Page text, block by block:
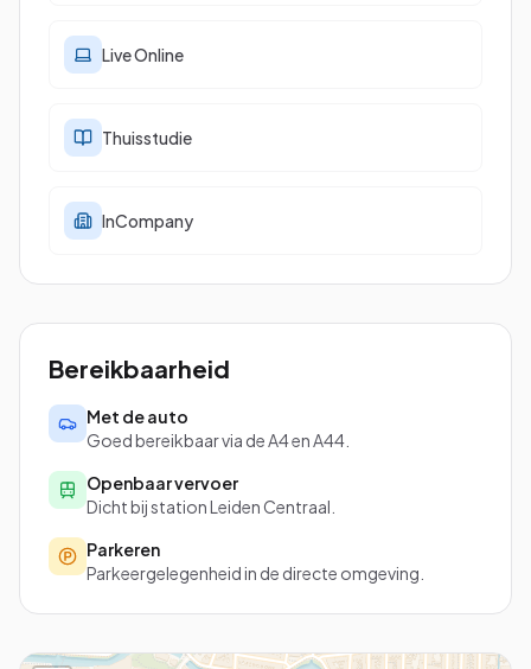
Live Online
Thuisstudie
InCompany
Bereikbaarheid
Met de auto
Goed bereikbaar via de A4 en A44.
Openbaar vervoer
Dicht bij station Leiden Centraal.
Parkeren
Parkeergelegenheid in de directe omgeving.